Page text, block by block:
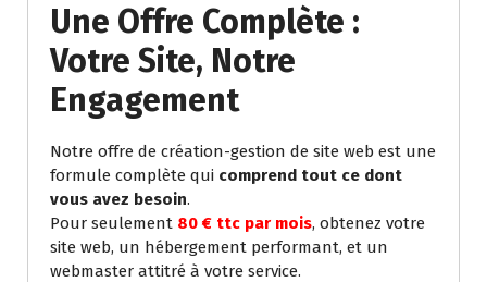
Une Offre Complète :
Votre Site, Notre
Engagement
Notre offre de création-gestion de site web est une
formule complète qui comprend tout ce dont
vous avez besoin.
Pour seulement 80 € ttc par mois, obtenez votre
site web, un hébergement performant, et un
webmaster attitré à votre service.